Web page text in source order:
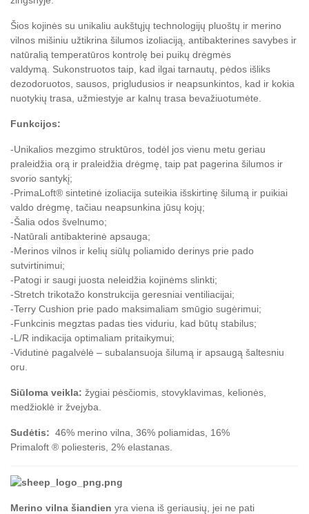
Šios kojinės su unikaliu aukštųjų technologijų pluoštų ir merino
vilnos mišiniu užtikrina šilumos izoliaciją, antibakterines savybes ir
natūralią temperatūros kontrolę bei puikų drėgmės
valdymą. Sukonstruotos taip, kad ilgai tarnautų, pėdos išliks
dezodoruotos, sausos, prigludusios ir neapsunkintos, kad ir kokia
nuotykių trasa, užmiestyje ar kalnų trasa bevažiuotumėte.
Funkcijos:
-Unikalios mezgimo struktūros, todėl jos vienu metu geriau
praleidžia orą ir praleidžia drėgmę, taip pat pagerina šilumos ir
svorio santykį;
-PrimaLoft® sintetinė izoliacija suteikia išskirtinę šilumą ir puikiai
valdo drėgmę, tačiau neapsunkina jūsų kojų;
-Šalia odos švelnumo;
-Natūrali antibakterinė apsauga;
-Merinos vilnos ir kelių siūlų poliamido derinys prie pado
sutvirtinimui;
-Patogi ir saugi juosta neleidžia kojinėms slinkti;
-Stretch trikotažo konstrukcija geresniai ventiliacijai;
-Terry Cushion prie pado maksimaliam smūgio sugėrimui;
-Funkcinis megztas padas ties viduriu, kad būtų stabilus;
-L/R indikacija optimaliam pritaikymui;
-Vidutinė pagalvėlė – subalansuoja šilumą ir apsaugą šaltesniu
oru.
Siūloma veikla: žygiai pėsčiomis, stovyklavimas, kelionės,
medžioklė ir žvejyba.
Sudėtis: 46% merino vilna, 36% poliamidas, 16%
Primaloft ® poliesteris, 2% elastanas.
Merino vilna šiandien yra viena iš geriausių, jei ne pati